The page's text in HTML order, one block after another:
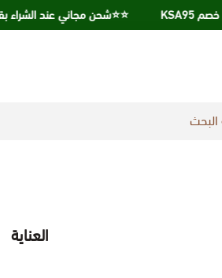
⭐️⭐️شحن مجاني عند الشراء بقيمة 250 ريال
العناية